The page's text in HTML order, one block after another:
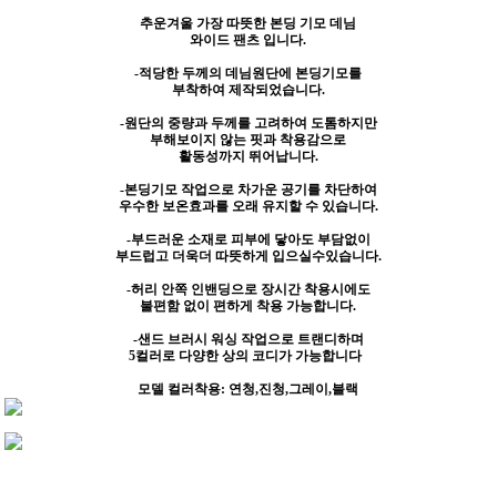
추운겨울 가장 따뜻한 본딩 기모 데님
와이드 팬츠 입니다.
-적당한 두께의 데님원단에 본딩기모를
부착하여 제작되었습니다.
-원단의 중량과 두께를 고려하여 도톰하지만
부해보이지 않는 핏과 착용감으로
활동성까지 뛰어납니다.
-본딩기모 작업으로 차가운 공기를 차단하여
우수한 보온효과를 오래 유지할 수 있습니다.
-부드러운 소재로 피부에 닿아도 부담없이
부드럽고 더욱더 따뜻하게 입으실수있습니다.
-허리 안쪽 인밴딩으로 장시간 착용시에도
불편함 없이 편하게 착용 가능합니다.
-샌드 브러시 워싱 작업으로 트랜디하며
5컬러로 다양한 상의 코디가 가능합니다
모델 컬러착용: 연청,진청,그레이,블랙